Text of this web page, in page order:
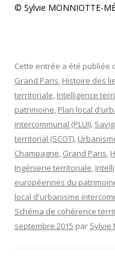
© Sylvie MONNIOTTE-
Cette entrée a été publiée
Grand Paris, Histoire des
territoriale, Intelligence
patrimoine, Plan local
intercommunal (PLUI),
territorial (SCOT),
Champagne, Grand Paris,
Ingénierie territoriale,
européennes du
local d'urbanisme
Schéma de cohérence
septembre 2015 par Sylvie